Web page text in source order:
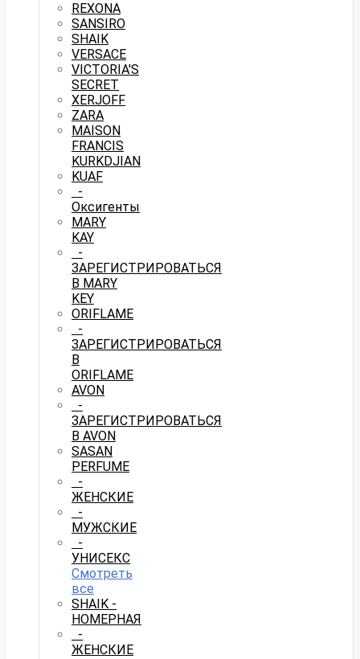
REXONA
SANSIRO
SHAIK
VERSACE
VICTORIA'S
SECRET
XERJOFF
ZARA
MAISON
FRANCIS
KURKDJIAN
KUAF
-
Оксигенты
MARY
KAY
-
ЗАРЕГИСТРИРОВАТЬСЯ
В MARY
KEY
ORIFLAME
-
ЗАРЕГИСТРИРОВАТЬСЯ
В
ORIFLAME
AVON
-
ЗАРЕГИСТРИРОВАТЬСЯ
В AVON
SASAN
PERFUME
-
ЖЕНСКИЕ
-
МУЖСКИЕ
-
УНИСЕКС
Смотреть
все
SHAIK -
НОМЕРНАЯ
-
ЖЕНСКИЕ